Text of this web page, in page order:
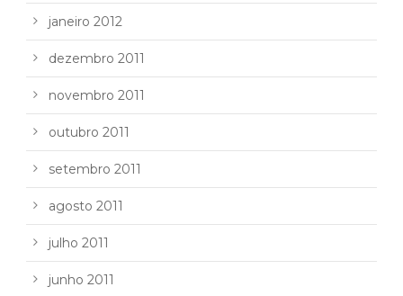
janeiro 2012
dezembro 2011
novembro 2011
outubro 2011
setembro 2011
agosto 2011
julho 2011
junho 2011